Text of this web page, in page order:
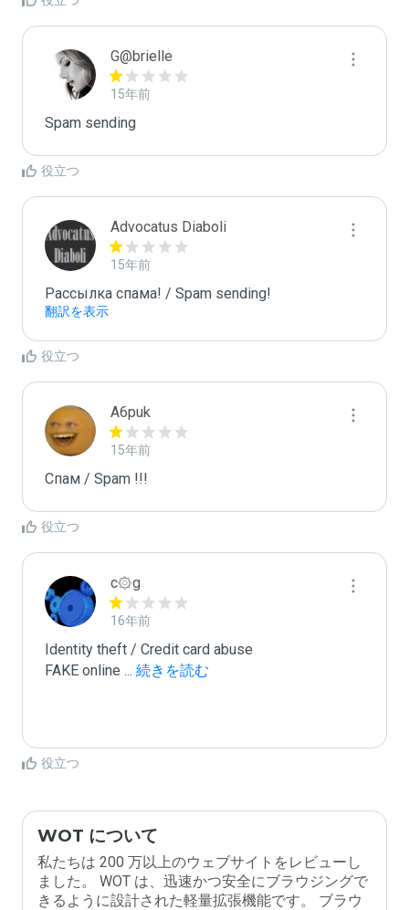
G@brielle
15年前
Spam sending
役立つ
Advocatus Diaboli
15年前
Рассылка спама! / Spam sending!
翻訳を表示
役立つ
A6puk
15年前
Спам / Spam !!!
役立つ
c۞g
16年前
Identity theft / Credit card abuse
FAKE online ... 続きを読む
役立つ
WOT について
私たちは 200 万以上のウェブサイトをレビューし
ました。 WOT は、迅速かつ安全にブラウジングで
きるように設計された軽量拡張機能です。 ブラウ